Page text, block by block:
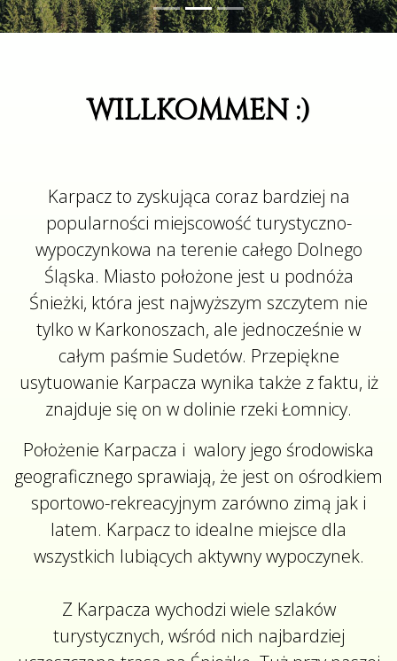
WILLKOMMEN :)
Karpacz to zyskująca coraz bardziej na
popularności miejscowość turystyczno-
wypoczynkowa na terenie całego Dolnego
Śląska. Miasto położone jest u podnóża
Śnieżki, która jest najwyższym szczytem nie
tylko w Karkonoszach, ale jednocześnie w
całym paśmie Sudetów. Przepiękne
usytuowanie Karpacza wynika także z faktu, iż
znajduje się on w dolinie rzeki Łomnicy.
Położenie Karpacza i walory jego środowiska
geograficznego sprawiają, że jest on ośrodkiem
sportowo-rekreacyjnym zarówno zimą jak i
latem. Karpacz to idealne miejsce dla
wszystkich lubiących aktywny wypoczynek.
Z Karpacza wychodzi wiele szlaków
turystycznych, wśród nich najbardziej